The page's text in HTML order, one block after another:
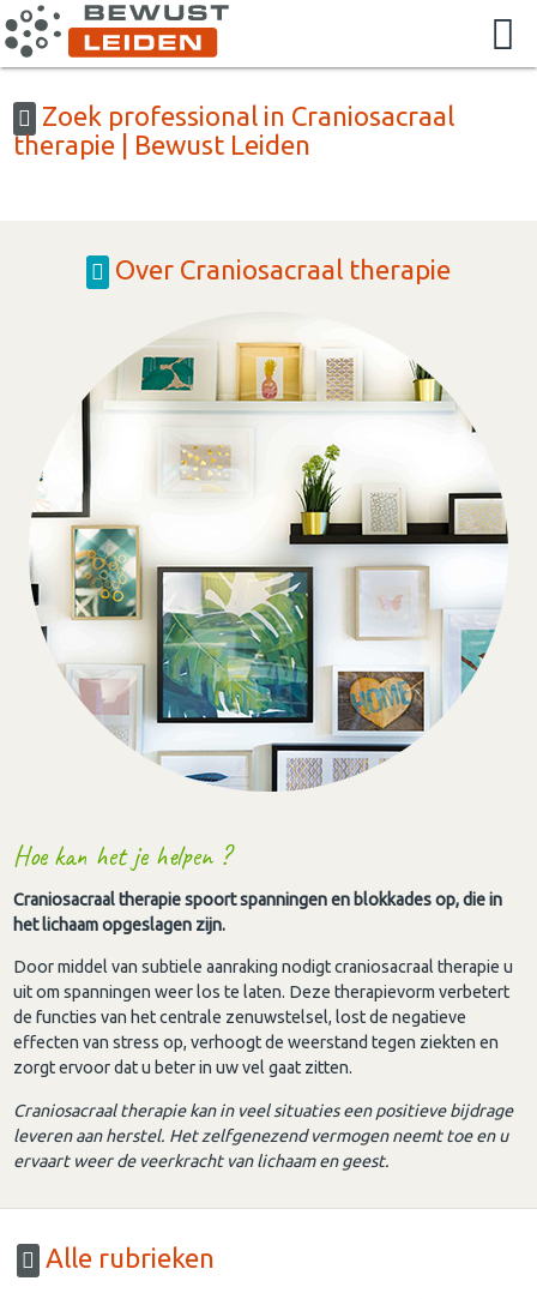
Zoek professional in Craniosacraal
therapie | Bewust Leiden
Over Craniosacraal therapie
Hoe kan het je helpen ?
Craniosacraal therapie spoort spanningen en blokkades op, die in
het lichaam opgeslagen zijn.
Door middel van subtiele aanraking nodigt craniosacraal therapie u
uit om spanningen weer los te laten. Deze therapievorm verbetert
de functies van het centrale zenuwstelsel, lost de negatieve
effecten van stress op, verhoogt de weerstand tegen ziekten en
zorgt ervoor dat u beter in uw vel gaat zitten.
Craniosacraal therapie kan in veel situaties een positieve bijdrage
leveren aan herstel. Het zelfgenezend vermogen neemt toe en u
ervaart weer de veerkracht van lichaam en geest.
Alle rubrieken